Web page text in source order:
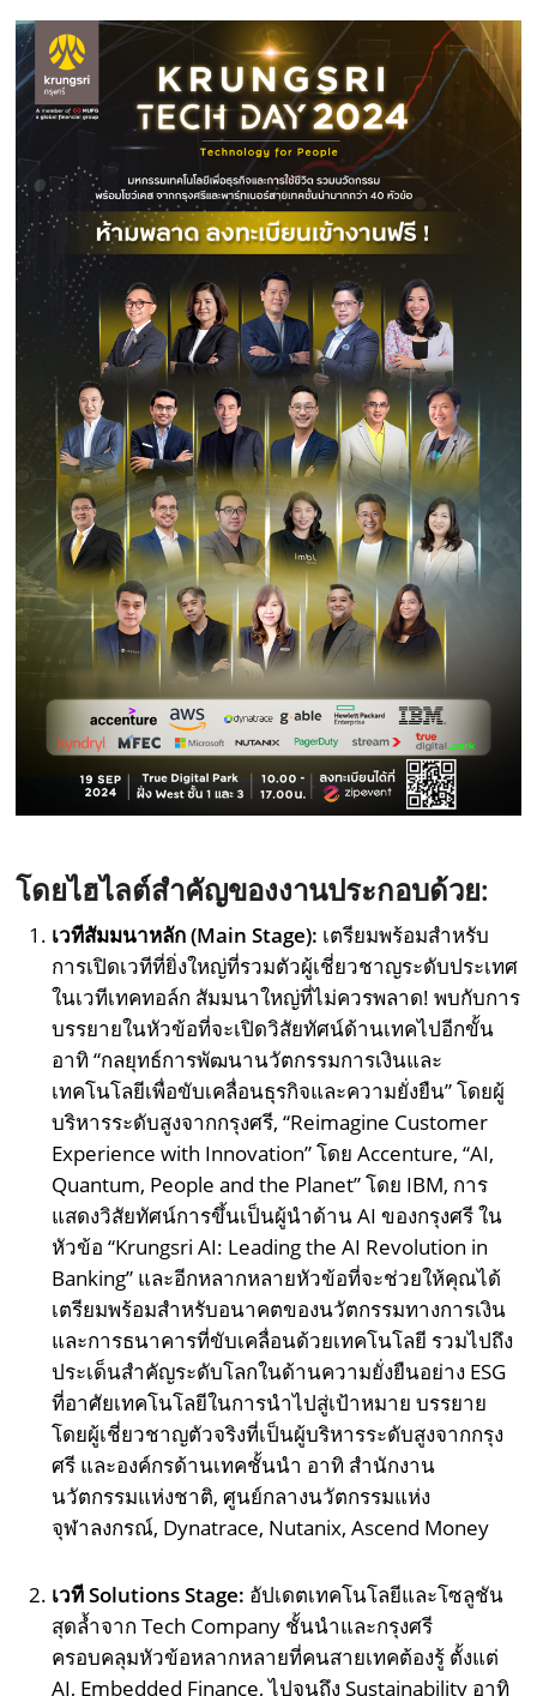
โดยไฮไลต์สำคัญของงานประกอบด้วย:
เวทีสัมมนาหลัก (Main Stage): เตรียมพร้อมสำหรับ
การเปิดเวทีที่ยิ่งใหญ่ที่รวมตัวผู้เชี่ยวชาญระดับประเทศ
ในเวทีเทคทอล์ก สัมมนาใหญ่ที่ไม่ควรพลาด! พบกับการ
บรรยายในหัวข้อที่จะเปิดวิสัยทัศน์ด้านเทคไปอีกขั้น
อาทิ “กลยุทธ์การพัฒนานวัตกรรมการเงินและ
เทคโนโลยีเพื่อขับเคลื่อนธุรกิจและความยั่งยืน” โดยผู้
บริหารระดับสูงจากกรุงศรี, “Reimagine Customer
Experience with Innovation” โดย Accenture, “AI,
Quantum, People and the Planet” โดย IBM, การ
แสดงวิสัยทัศน์การขึ้นเป็นผู้นำด้าน AI ของกรุงศรี ใน
หัวข้อ “Krungsri AI: Leading the AI Revolution in
Banking” และอีกหลากหลายหัวข้อที่จะช่วยให้คุณได้
เตรียมพร้อมสำหรับอนาคตของนวัตกรรมทางการเงิน
และการธนาคารที่ขับเคลื่อนด้วยเทคโนโลยี รวมไปถึง
ประเด็นสำคัญระดับโลกในด้านความยั่งยืนอย่าง ESG
ที่อาศัยเทคโนโลยีในการนำไปสู่เป้าหมาย บรรยาย
โดยผู้เชี่ยวชาญตัวจริงที่เป็นผู้บริหารระดับสูงจากกรุง
ศรี และองค์กรด้านเทคชั้นนำ อาทิ สำนักงาน
นวัตกรรมแห่งชาติ, ศูนย์กลางนวัตกรรมแห่ง
จุฬาลงกรณ์, Dynatrace, Nutanix, Ascend Money
เวที Solutions Stage: อัปเดตเทคโนโลยีและโซลูชัน
สุดล้ำจาก Tech Company ชั้นนำและกรุงศรี
ครอบคลุมหัวข้อหลากหลายที่คนสายเทคต้องรู้ ตั้งแต่
AI, Embedded Finance, ไปจนถึง Sustainability อาทิ